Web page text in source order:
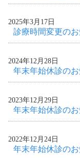
2025年3月17日
診療時間変更の
2024年12月28日
年末年始休診の
2023年12月29日
年末年始休診の
2022年12月24日
年末年始休診の